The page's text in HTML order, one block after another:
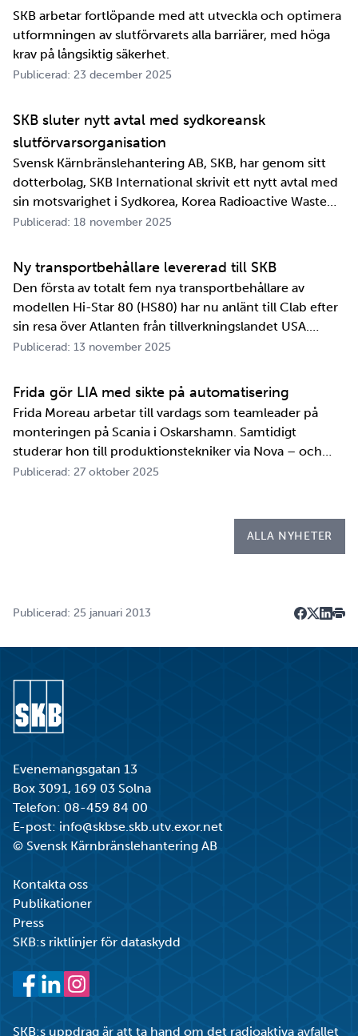
SKB arbetar fortlöpande med att utveckla och optimera
utformningen av slutförvarets alla barriärer, med höga
krav på långsiktig säkerhet.
Publicerad: 23 december 2025
SKB sluter nytt avtal med sydkoreansk
slutförvarsorganisation
Svensk Kärnbränslehantering AB, SKB, har genom sitt
dotterbolag, SKB International skrivit ett nytt avtal med
sin motsvarighet i Sydkorea, Korea Radioactive Waste
Agency, KORAD. Avtalet, som är ett så kallat
samarbetet mellan de två organisationerna. …
Publicerad: 18 november 2025
Ny transportbehållare levererad till SKB
Den första av totalt fem nya transportbehållare av
modellen Hi-Star 80 (HS80) har nu anlänt till Clab efter
sin resa över Atlanten från tillverkningslandet USA.
Innan transportbehållaren kan bli en del av SKB:s
tester och utbildningar. Redan 2008 i…
Publicerad: 13 november 2025
Frida gör LIA med sikte på automatisering
Frida Moreau arbetar till vardags som teamleader på
monteringen på Scania i Oskarshamn. Samtidigt
studerar hon till produktionstekniker via Nova – och
under tio veckor i höst gör hon både sin praktik, även
Publicerad: 27 oktober 2025
ALLA NYHETER
Publicerad: 25 januari 2013
Evenemangsgatan 13
Box 3091, 169 03 Solna
Telefon: 08-459 84 00
E-post: info@skbse.skb.utv.exor.net
© Svensk Kärnbränslehantering AB
Kontakta oss
Publikationer
Press
SKB:s riktlinjer för dataskydd
SKB:s uppdrag är att ta hand om det radioaktiva avfallet